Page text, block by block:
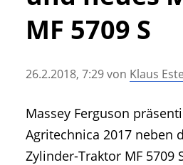
• Messen und
• Agritechnica Neuheiten
MF 5709 S
26.2.2018, 7:29von Klaus
Massey Ferguson
Agritechnica 2017 neben
Zylinder-Traktor MF 5709